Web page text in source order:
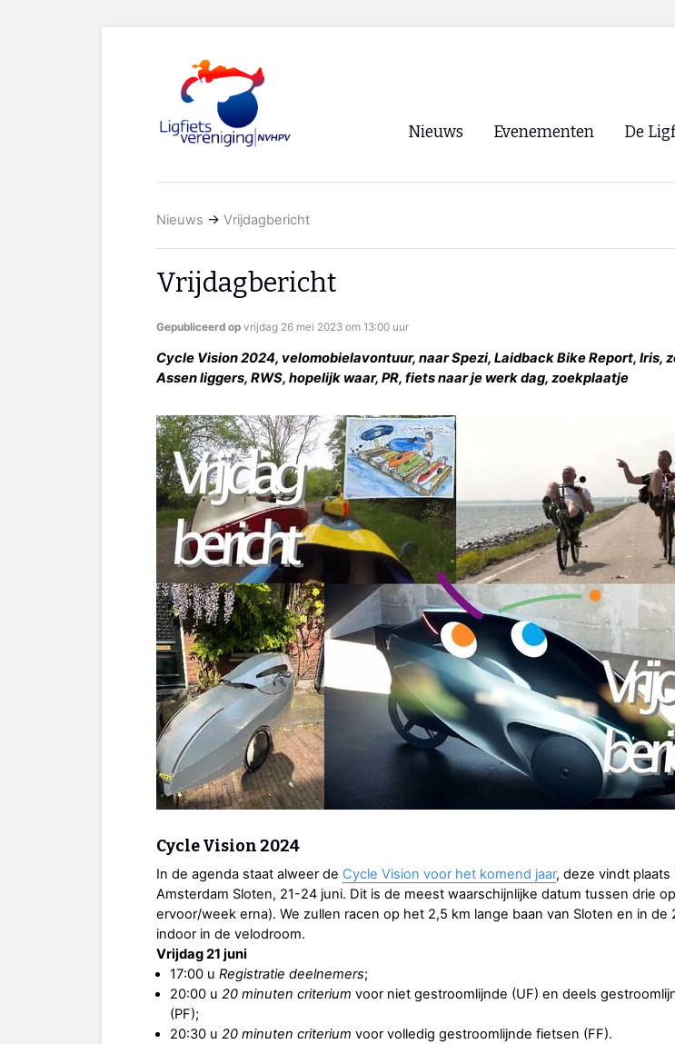
Nieuws Evenementen
WK Ligfietsen 2026
CycleVision
Oliebollentocht
De
Nieuws → Vrijdagbericht
Vrijdagbericht
Gepubliceerd op vrijdag 26 mei 2023 om 13:00 uur
Cycle Vision 2024, velomobielavontuur, naar Spezi, Laidback Bike Report, Iris,
Assen liggers, RWS, hopelijk waar, PR, fiets naar je werk dag, zoekplaatje
Cycle Vision 2024
In de agenda staat alweer de Cycle Vision voor het komend jaar, deze vindt plaats
Amsterdam Sloten, 21-24 juni. Dit is de meest waarschijnlijke datum tussen drie
ervoor/week erna). We zullen racen op het 2,5 km lange baan van Sloten en in de
indoor in de velodroom.
Vrijdag 21 juni
17:00 u Registratie deelnemers;
20:00 u 20 minuten criterium voor niet gestroomlijnde (UF) en deels
(PF);
20:30 u 20 minuten criterium voor volledig gestroomlijnde fietsen (FF).